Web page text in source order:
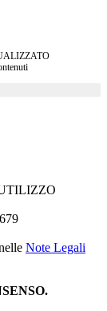
Note Legali